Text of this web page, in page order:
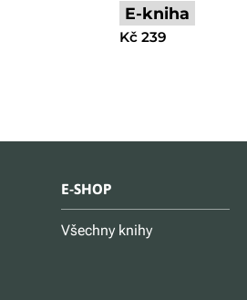
E-kniha
Kč 239
E-SHOP
Všechny knihy